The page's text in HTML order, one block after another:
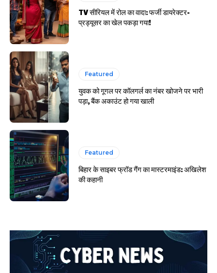
TV सीरियल में रोल का वादा: फर्जी डायरेक्टर-
प्रड्यूसर का खेल पकड़ा गया!
Featured
युवक को गूगल पर कॉलगर्ल का नंबर खोजने पर भारी
पड़ा, बैंक अकाउंट हो गया खाली
Featured
बिहार के साइबर फ्रॉड गैंग का मास्टरमाइंड: अखिलेश
की कहानी